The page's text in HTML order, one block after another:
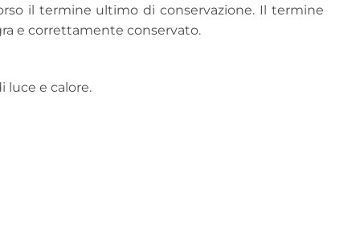
il termine ultimo di conservazione. Il termine
e correttamente conservato.
luce e calore.